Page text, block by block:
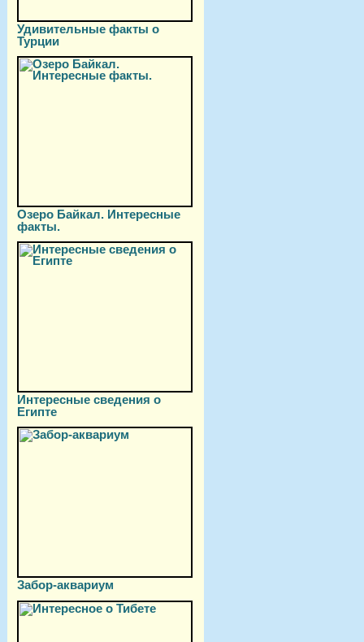
Удивительные факты о
Турции
Озеро Байкал. Интересные
факты.
Интересные сведения о
Египте
Забор-аквариум